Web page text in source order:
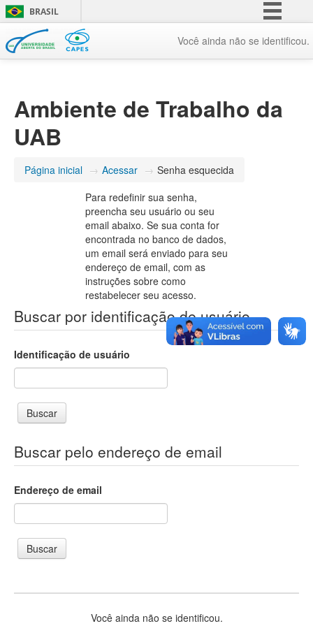
BRASIL
Comunica BR
Acesso à informação
Você ainda não se identificou.
Ambiente de Trabalho da
UAB
Página inicial → Acessar → Senha esquecida
Para redefinir sua senha,
preencha seu usuário ou seu
email abaixo. Se sua conta for
encontrada no banco de dados,
um email será enviado para seu
endereço de email, com as
instruções sobre como
restabelecer seu acesso.
Buscar por identificação de usuário
Identificação de usuário
Buscar pelo endereço de email
Endereço de email
Você ainda não se identificou.